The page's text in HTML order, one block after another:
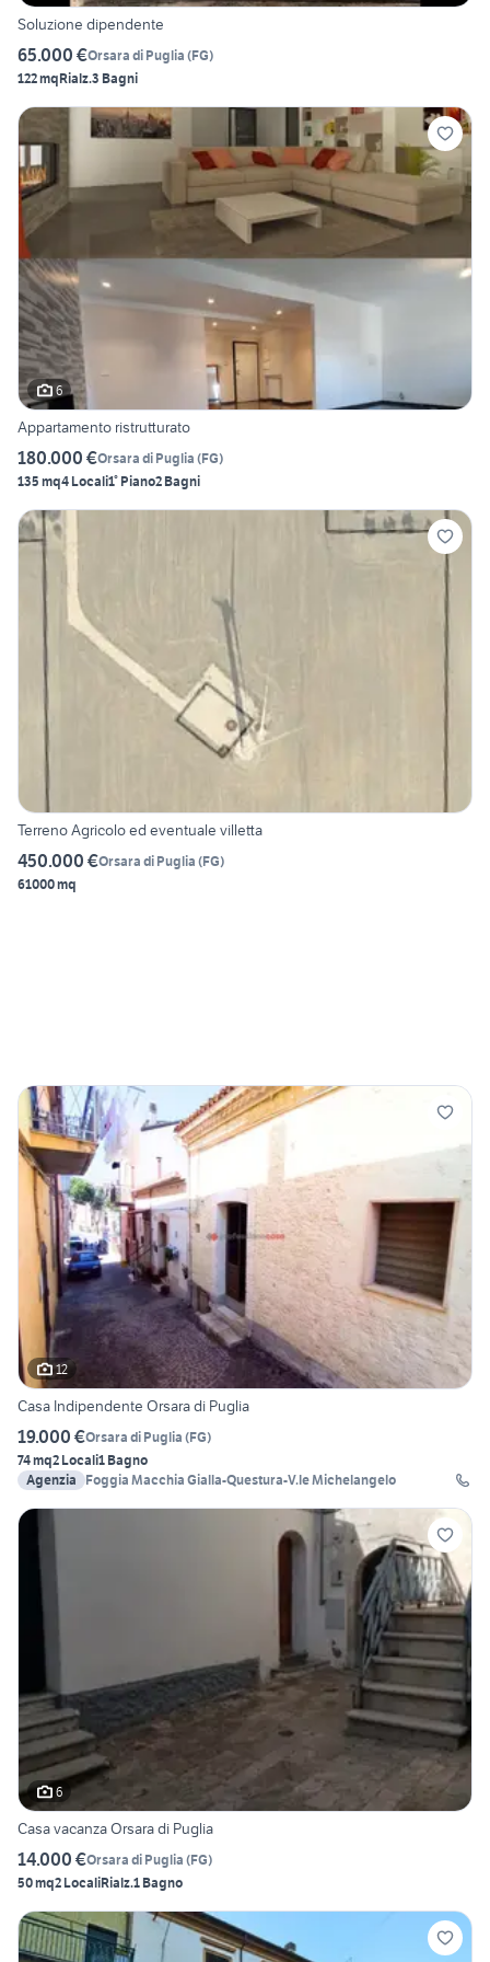
Soluzione dipendente
65.000 €Orsara di Puglia (FG)
122 mqRialz.3 Bagni
6
Appartamento ristrutturato
180.000 €Orsara di Puglia (FG)
135 mq4 Locali1° Piano2 Bagni
Terreno Agricolo ed eventuale villetta
450.000 €Orsara di Puglia (FG)
61000 mq
12
Casa Indipendente Orsara di Puglia
19.000 €Orsara di Puglia (FG)
74 mq2 Locali1 Bagno
Agenzia
Foggia Macchia Gialla-Questura-V.le Michelangelo
6
Casa vacanza Orsara di Puglia
14.000 €Orsara di Puglia (FG)
50 mq2 LocaliRialz.1 Bagno